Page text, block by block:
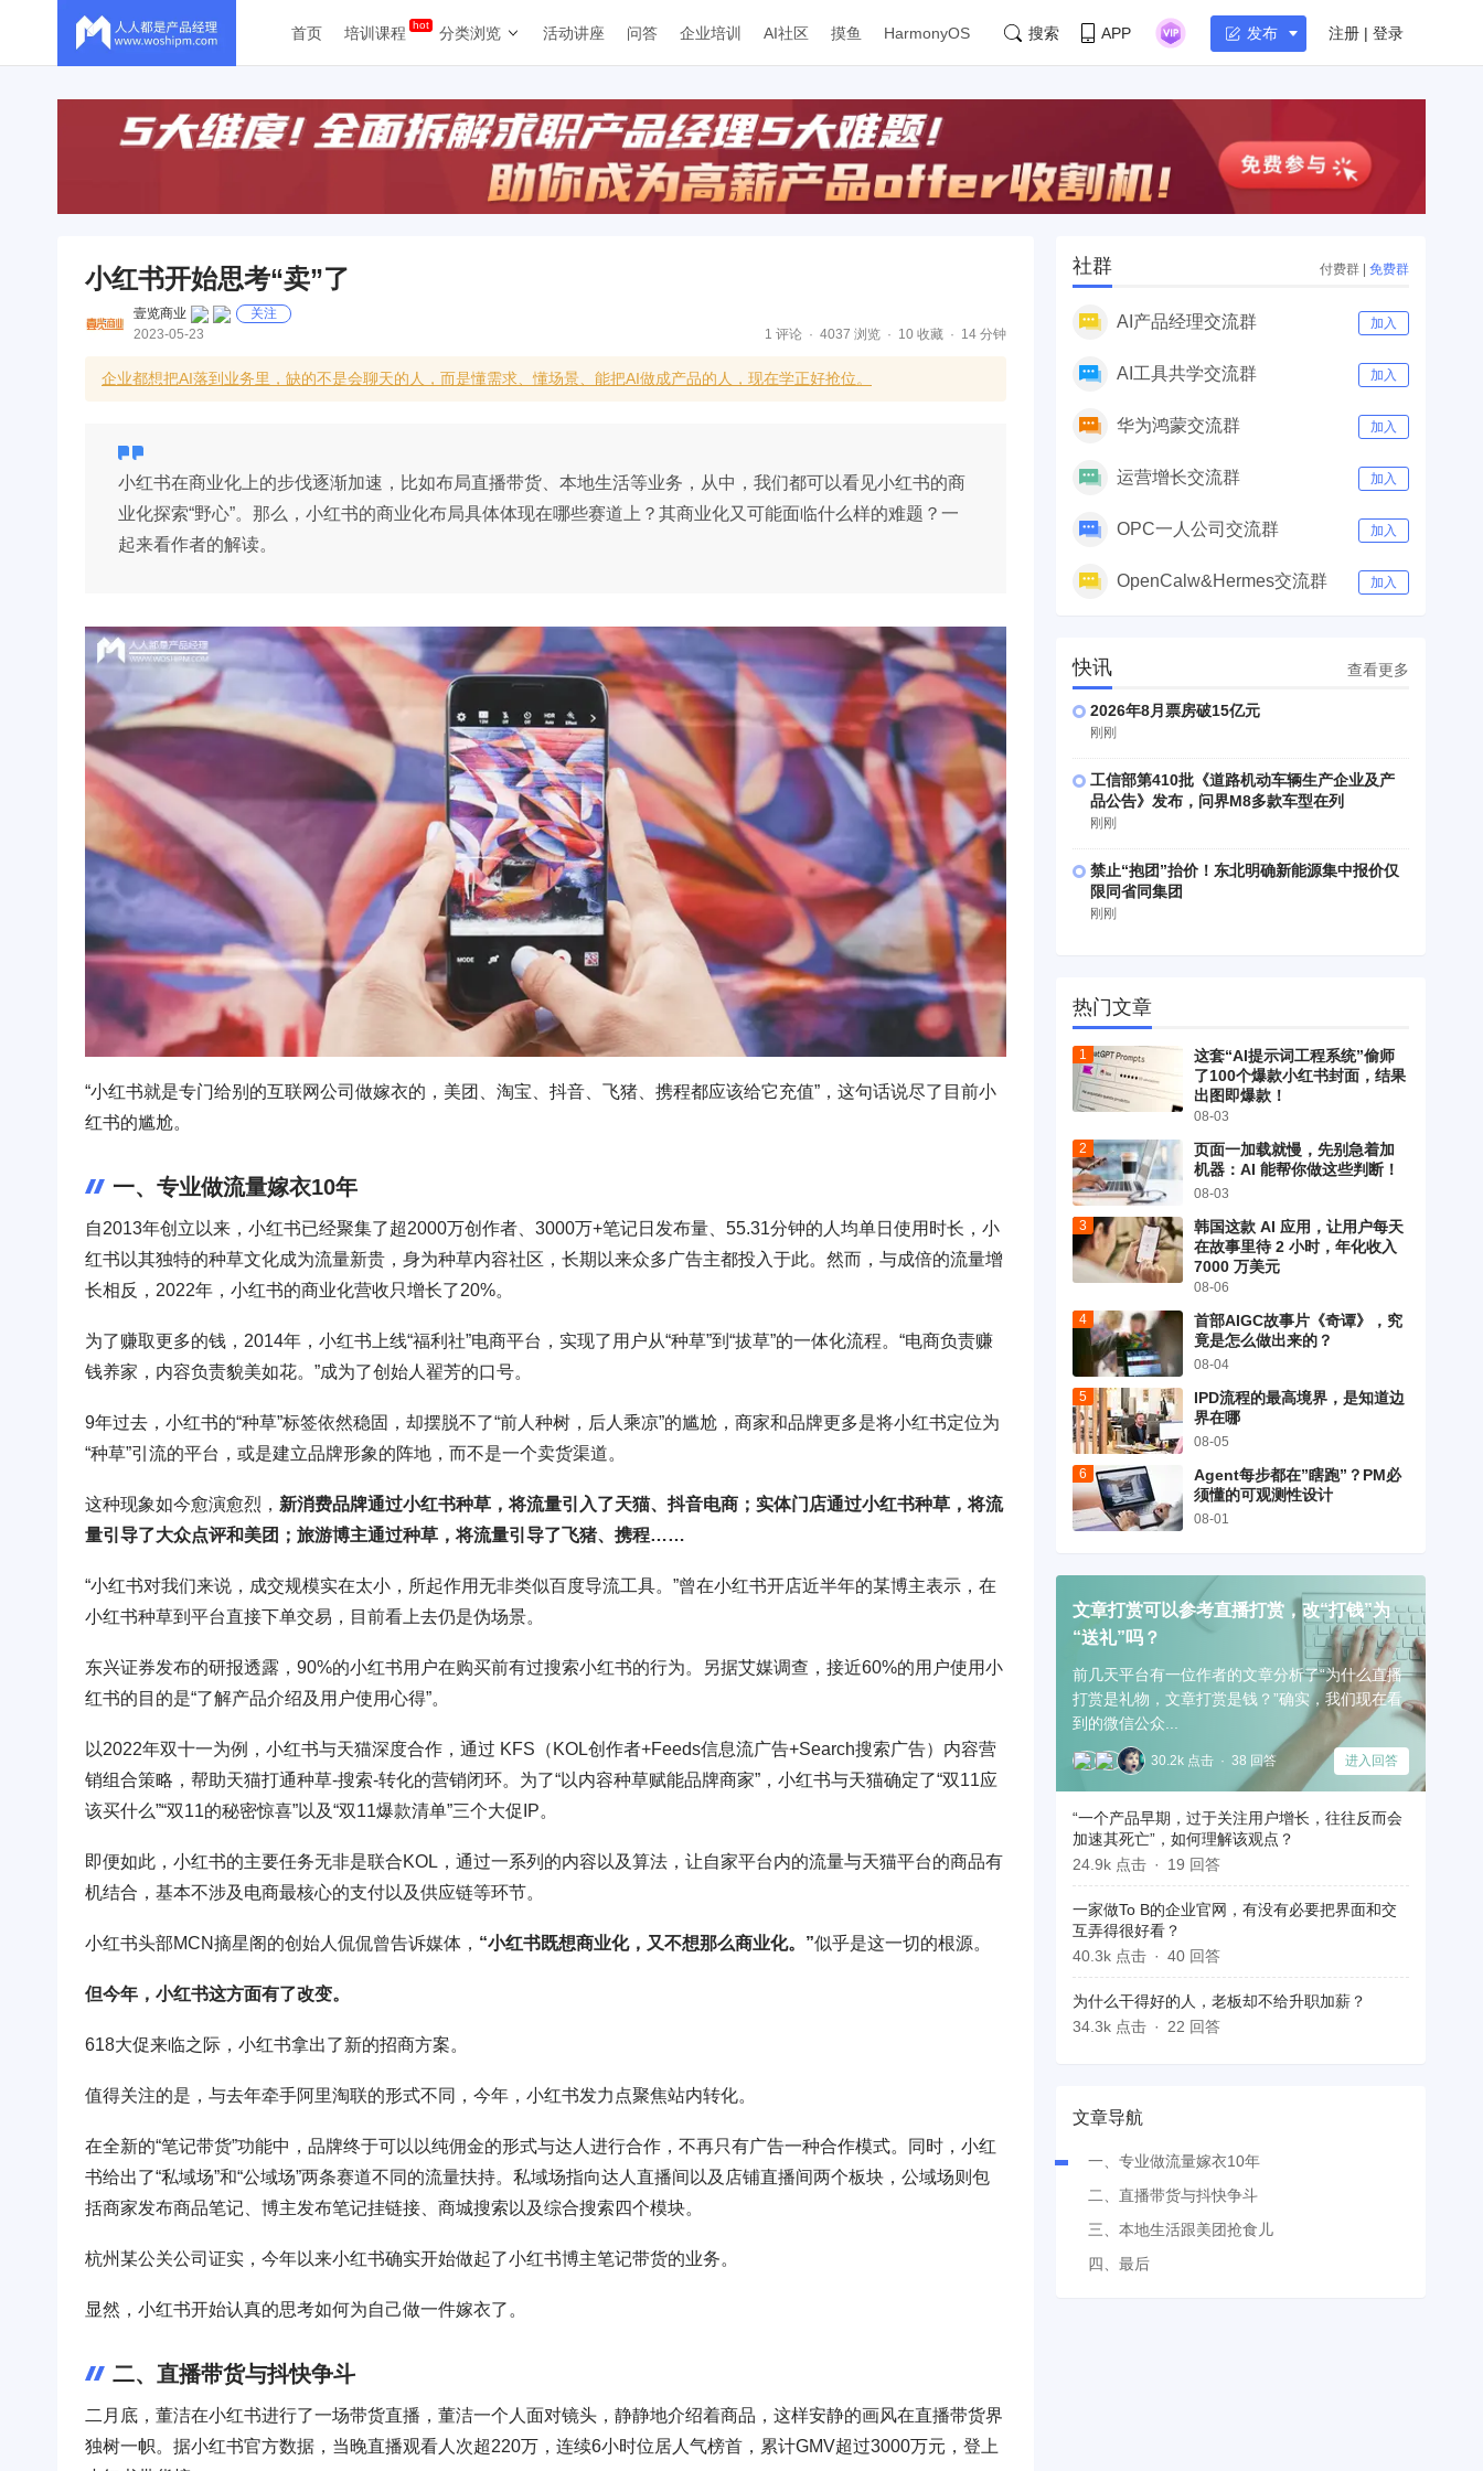
首页 培训课程 分类浏览 活动讲座 问答 企业培训 AI社区 摸鱼 HarmonyOS 搜索 APP 发布 注册 | 登录
小红书开始思考“卖”了
壹览商业
关注
2023-05-23
1 评论 4037 浏览 10 收藏 14 分钟
企业都想把AI落到业务里，缺的不是会聊天的人，而是懂需求、懂场景、能把AI做成产品的人，现在学正好抢位。
小红书在商业化上的步伐逐渐加速，比如布局直播带货、本地生活等业务，从中，我们都可以看见小红书的商
业化探索“野心”。那么，小红书的商业化布局具体体现在哪些赛道上？其商业化又可能面临什么样的难题？一
起来看作者的解读。
“小红书就是专门给别的互联网公司做嫁衣的，美团、淘宝、抖音、飞猪、携程都应该给它充值”，这句话说尽了目前小
红书的尴尬。
一、专业做流量嫁衣10年
自2013年创立以来，小红书已经聚集了超2000万创作者、3000万+笔记日发布量、55.31分钟的人均单日使用时长，小
红书以其独特的种草文化成为流量新贵，身为种草内容社区，长期以来众多广告主都投入于此。然而，与成倍的流量增
长相反，2022年，小红书的商业化营收只增长了20%。
为了赚取更多的钱，2014年，小红书上线“福利社”电商平台，实现了用户从“种草”到“拔草”的一体化流程。“电商负责赚
钱养家，内容负责貌美如花。”成为了创始人翟芳的口号。
9年过去，小红书的“种草”标签依然稳固，却摆脱不了“前人种树，后人乘凉”的尴尬，商家和品牌更多是将小红书定位为
“种草”引流的平台，或是建立品牌形象的阵地，而不是一个卖货渠道。
这种现象如今愈演愈烈， 新消费品牌通过小红书种草，将流量引入了天猫、抖音电商；实体门店通过小红书种草，将流
量引导了大众点评和美团；旅游博主通过种草，将流量引导了飞猪、携程……
“小红书对我们来说，成交规模实在太小，所起作用无非类似百度导流工具。”曾在小红书开店近半年的某博主表示，在
小红书种草到平台直接下单交易，目前看上去仍是伪场景。
东兴证券发布的研报透露，90%的小红书用户在购买前有过搜索小红书的行为。另据艾媒调查，接近60%的用户使用小
红书的目的是“了解产品介绍及用户使用心得”。
以2022年双十一为例，小红书与天猫深度合作，通过 KFS（KOL创作者+Feeds信息流广告+Search搜索广告）内容营
销组合策略，帮助天猫打通种草-搜索-转化的营销闭环。为了“以内容种草赋能品牌商家”，小红书与天猫确定了“双11应
该买什么”“双11的秘密惊喜”以及“双11爆款清单”三个大促IP。
即便如此，小红书的主要任务无非是联合KOL，通过一系列的内容以及算法，让自家平台内的流量与天猫平台的商品有
机结合，基本不涉及电商最核心的支付以及供应链等环节。
小红书头部MCN摘星阁的创始人侃侃曾告诉媒体， “小红书既想商业化，又不想那么商业化。”似乎是这一切的根源。
但今年，小红书这方面有了改变。
618大促来临之际，小红书拿出了新的招商方案。
值得关注的是，与去年牵手阿里淘联的形式不同，今年，小红书发力点聚焦站内转化。
在全新的“笔记带货”功能中，品牌终于可以以纯佣金的形式与达人进行合作，不再只有广告一种合作模式。同时，小红
书给出了“私域场”和“公域场”两条赛道不同的流量扶持。私域场指向达人直播间以及店铺直播间两个板块，公域场则包
括商家发布商品笔记、博主发布笔记挂链接、商城搜索以及综合搜索四个模块。
杭州某公关公司证实，今年以来小红书确实开始做起了小红书博主笔记带货的业务。
显然，小红书开始认真的思考如何为自己做一件嫁衣了。
二、直播带货与抖快争斗
二月底，董洁在小红书进行了一场带货直播，董洁一个人面对镜头，静静地介绍着商品，这样安静的画风在直播带货界
独树一帜。据小红书官方数据，当晚直播观看人次超220万，连续6小时位居人气榜首，累计GMV超过3000万元，登上
社群 付费群 | 免费群
AI产品经理交流群 加入
AI工具共学交流群 加入
华为鸿蒙交流群 加入
运营增长交流群 加入
OPC一人公司交流群 加入
OpenCalw&Hermes交流群 加入
快讯 查看更多
2026年8月票房破15亿元
刚刚
工信部第410批《道路机动车辆生产企业及产
品公告》发布，问界M8多款车型在列
刚刚
禁止“抱团”抬价！东北明确新能源集中报价仅
限同省同集团
刚刚
热门文章
这套“AI提示词工程系统”偷师
了100个爆款小红书封面，结果
出图即爆款！
08-03
页面一加载就慢，先别急着加
机器：AI 能帮你做这些判断！
08-03
韩国这款 AI 应用，让用户每天
在故事里待 2 小时，年化收入
7000 万美元
08-06
首部AIGC故事片《奇谭》，究
竟是怎么做出来的？
08-04
IPD流程的最高境界，是知道边
界在哪
08-05
Agent每步都在”瞎跑”？PM必
须懂的可观测性设计
08-01
文章打赏可以参考直播打赏，改“打钱”为
“送礼”吗？
前几天平台有一位作者的文章分析了“为什么直播
打赏是礼物，文章打赏是钱？”确实，我们现在看
到的微信公众...
30.2k 点击 38 回答 进入回答
“一个产品早期，过于关注用户增长，往往反而会
加速其死亡”，如何理解该观点？
24.9k 点击
19 回答
一家做To B的企业官网，有没有必要把界面和交
互弄得很好看？
40.3k 点击
40 回答
为什么干得好的人，老板却不给升职加薪？​
34.3k 点击
22 回答
文章导航
一、专业做流量嫁衣10年
二、直播带货与抖快争斗
三、本地生活跟美团抢食儿
四、最后